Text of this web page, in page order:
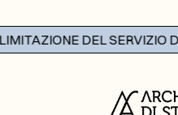
DEL SERVIZIO DI